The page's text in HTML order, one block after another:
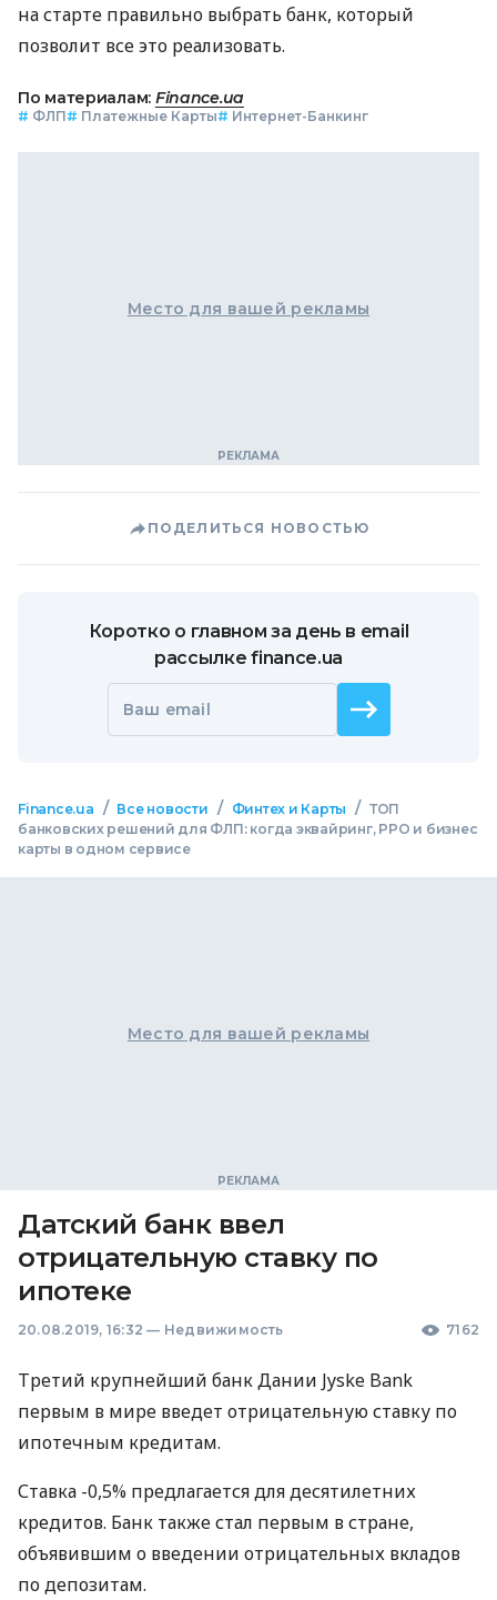
на старте правильно выбрать банк, который
позволит все это реализовать.
По материалам: Finance.ua
# ФЛП# Платежные Карты# Интернет-Банкинг
Место для вашей рекламы
ПОДЕЛИТЬСЯ НОВОСТЬЮ
Коротко о главном за день в email
рассылке finance.ua
Ваш email
Finance.ua / Все новости / Финтех и Карты / ТОП
банковских решений для ФЛП: когда эквайринг, РРО и бизнес
карты в одном сервисе
Место для вашей рекламы
Датский банк ввел
отрицательную ставку по
ипотеке
20.08.2019, 16:32 — Недвижимость 7162
Третий крупнейший банк Дании Jyske Bank
первым в мире введет отрицательную ставку по
ипотечным кредитам.
Ставка -0,5% предлагается для десятилетних
кредитов. Банк также стал первым в стране,
объявившим о введении отрицательных вкладов
по депозитам.